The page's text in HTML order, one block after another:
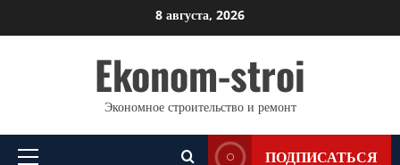
к
8 августа, 2026
Ekonom-stroi
Экономное строительство и ремонт
ПОДПИСАТЬСЯ